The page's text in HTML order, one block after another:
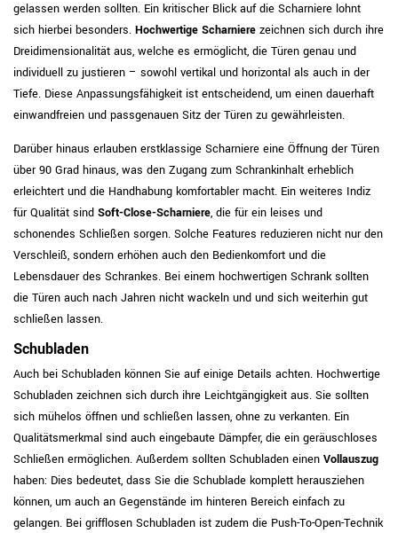
gelassen werden sollten. Ein kritischer Blick auf die Scharniere lohnt
sich hierbei besonders. Hochwertige Scharniere zeichnen sich durch ihre
Dreidimensionalität aus, welche es ermöglicht, die Türen genau und
individuell zu justieren – sowohl vertikal und horizontal als auch in der
Tiefe. Diese Anpassungsfähigkeit ist entscheidend, um einen dauerhaft
einwandfreien und passgenauen Sitz der Türen zu gewährleisten.
Darüber hinaus erlauben erstklassige Scharniere eine Öffnung der Türen
über 90 Grad hinaus, was den Zugang zum Schrankinhalt erheblich
erleichtert und die Handhabung komfortabler macht. Ein weiteres Indiz
für Qualität sind Soft-Close-Scharniere, die für ein leises und
schonendes Schließen sorgen. Solche Features reduzieren nicht nur den
Verschleiß, sondern erhöhen auch den Bedienkomfort und die
Lebensdauer des Schrankes. Bei einem hochwertigen Schrank sollten
die Türen auch nach Jahren nicht wackeln und und sich weiterhin gut
schließen lassen.
Schubladen
Auch bei Schubladen können Sie auf einige Details achten. Hochwertige
Schubladen zeichnen sich durch ihre Leichtgängigkeit aus. Sie sollten
sich mühelos öffnen und schließen lassen, ohne zu verkanten. Ein
Qualitätsmerkmal sind auch eingebaute Dämpfer, die ein geräuschloses
Schließen ermöglichen. Außerdem sollten Schubladen einen Vollauszug
haben: Dies bedeutet, dass Sie die Schublade komplett herausziehen
können, um auch an Gegenstände im hinteren Bereich einfach zu
gelangen. Bei grifflosen Schubladen ist zudem die Push-To-Open-Technik